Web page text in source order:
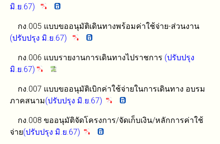
มิ.ย.67)
กง.005 แบบขออนุมัติเดินทางพร้อมค่าใช้จ่าย-ส่วนงาน
(ปรับปรุง มิ.ย.67)
กง.006 แบบรายงานการเดินทางไปราชการ (ปรับปรุง
มิ.ย.67)
กง.007 แบบขออนุมัติเบิกค่าใช้จ่ายในการเดินทาง อบรม
ภาคสนาม(ปรับปรุง มิ.ย.67)
กง.008 ขออนุมัติจัดโครงการ/จัดเก็บเงิน/หลักการค่าใช้
จ่าย(ปรับปรุง มิ.ย.67)